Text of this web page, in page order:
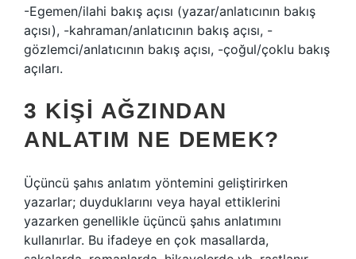
-Egemen/ilahi bakış açısı (yazar/anlatıcının bakış
açısı), -kahraman/anlatıcının bakış açısı, -
gözlemci/anlatıcının bakış açısı, -çoğul/çoklu bakış
açıları.
3 KIŞI AĞZINDAN
ANLATIM NE DEMEK?
Üçüncü şahıs anlatım yöntemini geliştirirken
yazarlar; duyduklarını veya hayal ettiklerini
yazarken genellikle üçüncü şahıs anlatımını
kullanırlar. Bu ifadeye en çok masallarda,